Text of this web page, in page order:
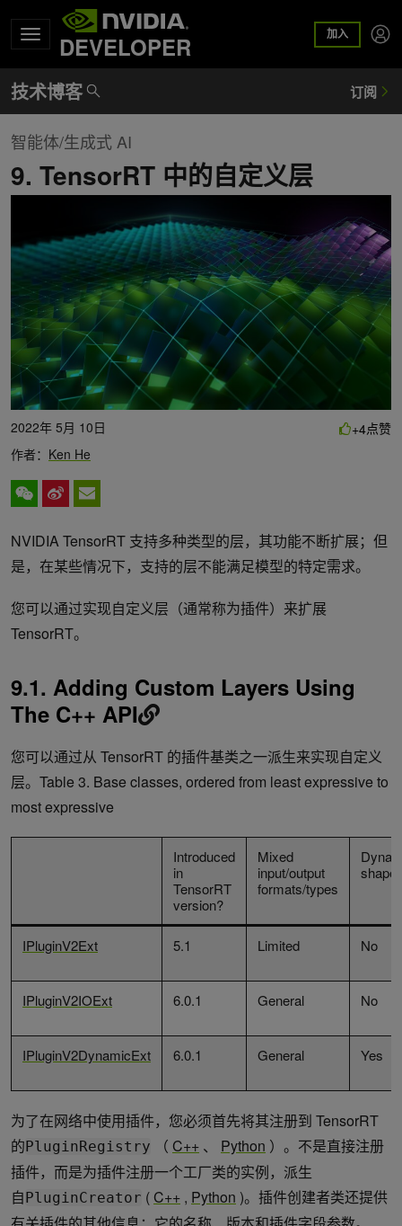
DEVELOPER 加入
智能体/生成式 AI
9. TensorRT 中的自定义层
2022年 5月 10日
作者： Ken He
+4点赞
NVIDIA TensorRT 支持多种类型的层，其功能不断扩展；但
是，在某些情况下，支持的层不能满足模型的特定需求。
您可以通过实现自定义层（通常称为插件）来扩展
TensorRT。
9.1. Adding Custom Layers Using
The C++ API
您可以通过从 TensorRT 的插件基类之一派生来实现自定义
层。 Table 3. Base classes, ordered from least expressive to
most expressive
Introduced
in
TensorRT
version?
Mixed
input/output
formats/types
IPluginV2Ext 5.1 Limited No
IPluginV2IOExt 6.0.1 General No
IPluginV2DynamicExt 6.0.1 General Yes
为了在网络中使用插件，您必须首先将其注册到 TensorRT
的PluginRegistry （ C++ 、 Python ）。不是直接注册
插件，而是为插件注册一个工厂类的实例，派生
自PluginCreator ( C++ , Python )。插件创建者类还提供